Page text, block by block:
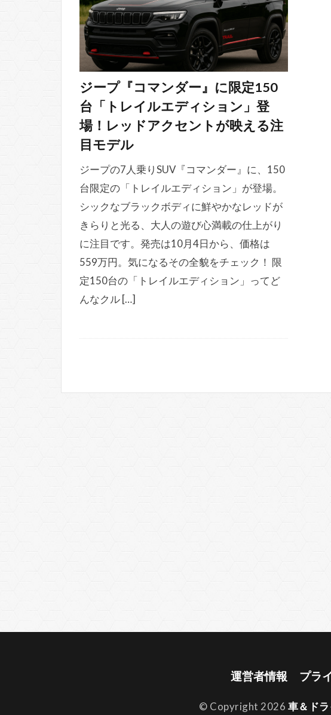
ジープ『コマンダー』に限定150
台「トレイルエディション」登
場！レッドアクセントが映える注
目モデル
ジープの7人乗りSUV『コマンダー』に、150
台限定の「トレイルエディション」が登場。
シックなブラックボディに鮮やかなレッドが
きらりと光る、大人の遊び心満載の仕上がり
に注目です。発売は10月4日から、価格は
559万円。気になるその全貌をチェック！ 限
定150台の「トレイルエディション」ってど
んなクル […]
運営者情報 プラ
© Copyright 2026 車＆ド